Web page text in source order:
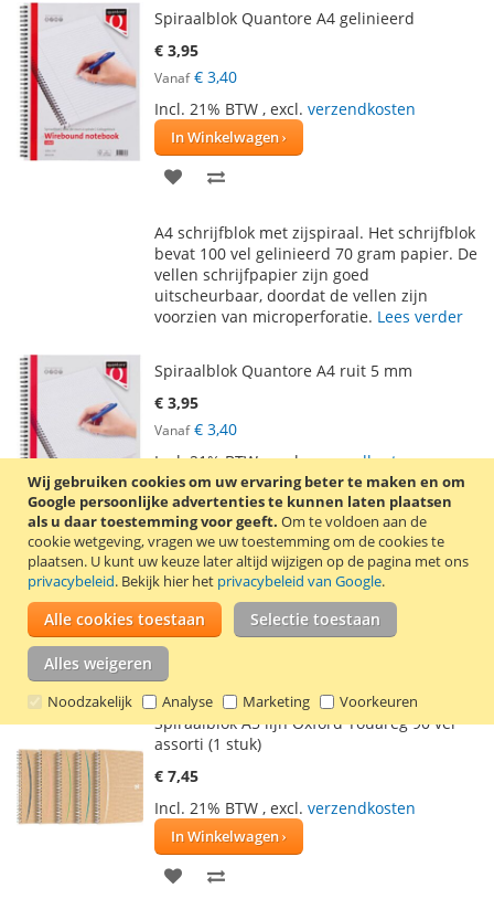
Wij gebruiken cookies om uw ervaring beter te maken en om
Google persoonlijke advertenties te kunnen laten plaatsen
als u daar toestemming voor geeft. Om te voldoen aan de
cookie wetgeving, vragen we uw toestemming om de cookies te
plaatsen. U kunt uw keuze later altijd wijzigen op de pagina met ons
privacybeleid. Bekijk hier het privacybeleid van Google.
Alle cookies toestaan Selectie toestaan
Alles weigeren
Noodzakelijk Analyse Marketing Voorkeuren
Spiraalblok Quantore A4 gelinieerd
€ 3,95
Vanaf € 3,40
Incl. 21% BTW , excl. verzendkosten
In Winkelwagen
VOEG
AAN
VERLANGLIJST
TE
VERGELIJKEN
A4 schrijfblok met zijspiraal. Het schrijfblok
bevat 100 vel gelinieerd 70 gram papier. De
vellen schrijfpapier zijn goed
uitscheurbaar, doordat de vellen zijn
voorzien van microperforatie. Lees verder
Spiraalblok Quantore A4 ruit 5 mm
€ 3,95
Vanaf € 3,40
Incl. 21% BTW, excl.verzendkosten
In Winkelwagen
VOEG
TOE
AAN
VERLANGLIJST
TOEVOEGEN
OM
TE
VERGELIJKEN
A4 schrijfblok met zijspiraal. Het schrijfblok
bevat 100 vel geruit 70 gram papier. De
vellen schrijfpapier zijn goed
uitscheurbaar, doordat de vellen zijn
Spiraalblok A5 lijn Oxford Touareg 90 vel
assorti (1 stuk)
€ 7,45
Incl. 21% BTW , excl. verzendkosten
In Winkelwagen
VOEG